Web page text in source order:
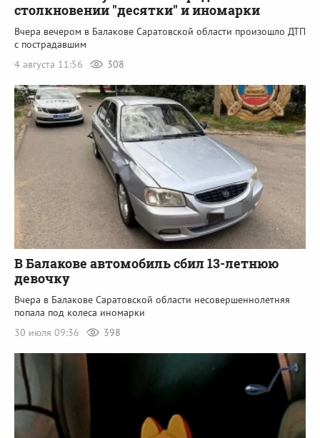
столкновении "десятки" и иномарки
Вчера вечером в Балакове Саратовской области произошло ДТП
с пострадавшим
4 августа 11:56
308
В Балакове автомобиль сбил 13-летнюю
девочку
Вчера в Балакове Саратовской области несовершеннолетняя
попала под колеса иномарки
30 июля 09:36
398